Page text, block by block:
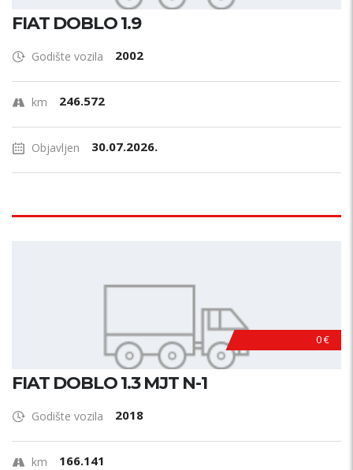
FIAT DOBLO 1.9
Godište vozila 2002
km 246.572
Objavljen 30.07.2026.
0 €
FIAT DOBLO 1.3 MJT N-1
Godište vozila 2018
km 166.141